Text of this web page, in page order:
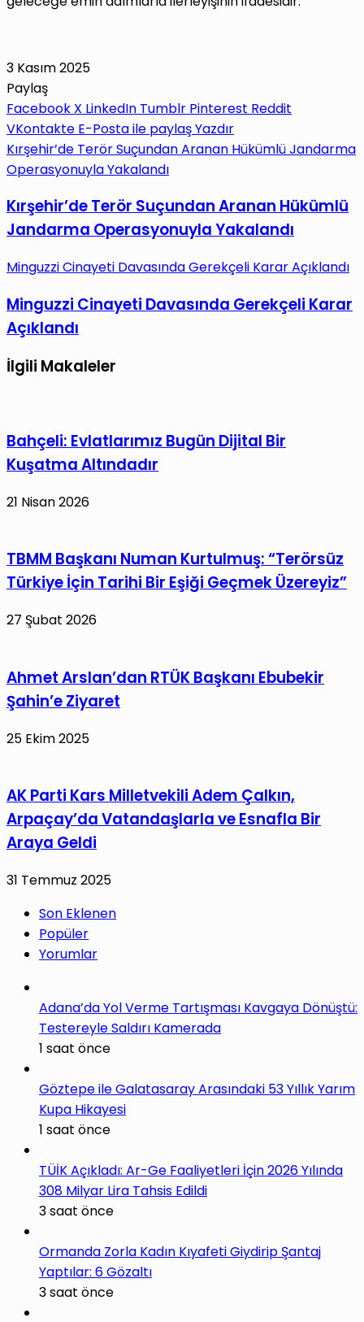
3 Kasım 2025
Paylaş
Facebook X LinkedIn Tumblr Pinterest Reddit
VKontakte E-Posta ile paylaşYazdır
Kırşehir’de Terör Suçundan Aranan Hükümlü Jandarma
Operasyonuyla Yakalandı
Kırşehir’de Terör Suçundan Aranan Hükümlü
Jandarma Operasyonuyla Yakalandı
Minguzzi Cinayeti Davasında Gerekçeli Karar Açıklandı
Minguzzi Cinayeti Davasında Gerekçeli Karar
Açıklandı
İlgili Makaleler
Bahçeli: Evlatlarımız Bugün Dijital Bir
Kuşatma Altındadır
21 Nisan 2026
TBMM Başkanı Numan Kurtulmuş: “Terörsüz
Türkiye İçin Tarihi Bir Eşiği Geçmek Üzereyiz”
27 Şubat 2026
Ahmet Arslan’dan RTÜK Başkanı Ebubekir
Şahin’e Ziyaret
25 Ekim 2025
AK Parti Kars Milletvekili Adem Çalkın,
Arpaçay’da Vatandaşlarla ve Esnafla Bir
Araya Geldi
31 Temmuz 2025
Son Eklenen
Popüler
Yorumlar
Adana’da Yol Verme Tartışması Kavgaya Dönüştü:
Testereyle Saldırı Kamerada
1 saat önce
Göztepe ile Galatasaray Arasındaki 53 Yıllık Yarım
Kupa Hikayesi
1 saat önce
TÜİK Açıkladı: Ar-Ge Faaliyetleri İçin 2026 Yılında
308 Milyar Lira Tahsis Edildi
3 saat önce
Ormanda Zorla Kadın Kıyafeti Giydirip Şantaj
Yaptılar: 6 Gözaltı
3 saat önce